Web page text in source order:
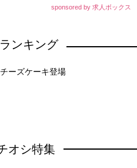
sponsored by 求人ボックス
ンキング
ーズケーキ登場
オシ特集